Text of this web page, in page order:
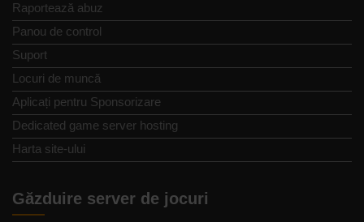
Raportează abuz
Panou de control
Suport
Locuri de muncă
Aplicați pentru Sponsorizare
Dedicated game server hosting
Harta site-ului
Găzduire server de jocuri